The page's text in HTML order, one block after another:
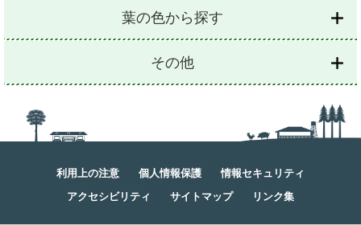
葉の色から探す
その他
利用上の注意 個人情報保護
情報セキュリティ
アクセシビリティ
サイトマップ リンク集